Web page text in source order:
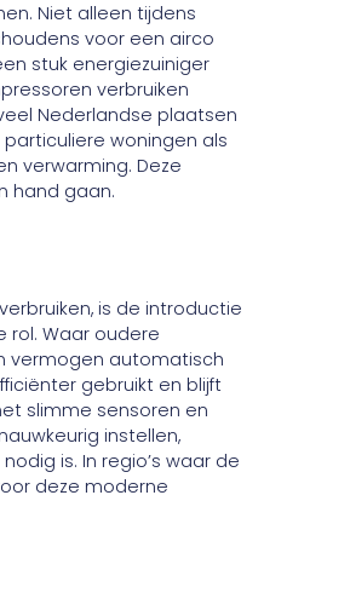
Niet alleen tijdens
voor een airco
stuk energiezuiniger
verbruiken
Nederlandse plaatsen
particuliere woningen als
verwarming. Deze
hand gaan.
is de introductie
Waar oudere
vermogen automatisch
gebruikt en blijft
slimme sensoren en
instellen,
is. In regio’s waar de
deze moderne